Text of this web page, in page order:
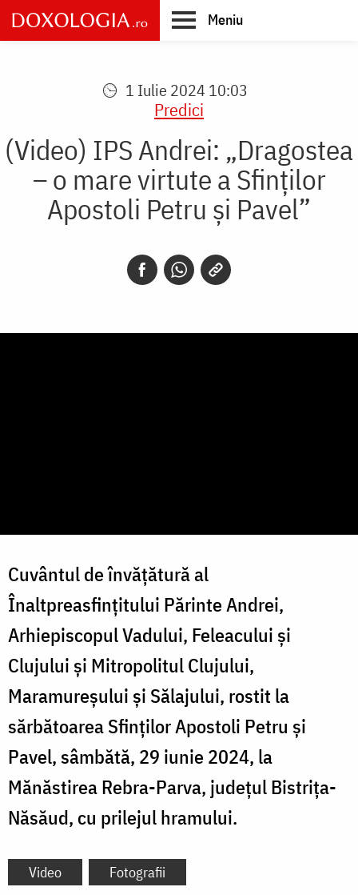
Skip
to
main
Meniu
1 Iulie 2024 10:03
Predici
(Video) IPS Andrei: „Dragostea
– o mare virtute a Sfinților
Apostoli Petru și Pavel”
Cuvântul de învățătură al
Înaltpreasfințitului Părinte Andrei,
Arhiepiscopul Vadului, Feleacului și
Clujului și Mitropolitul Clujului,
Maramureșului și Sălajului, rostit la
sărbătoarea Sfinților Apostoli Petru și
Pavel, sâmbătă, 29 iunie 2024, la
Mănăstirea Rebra-Parva, județul Bistrița-
Năsăud, cu prilejul hramului.
Video Fotografii